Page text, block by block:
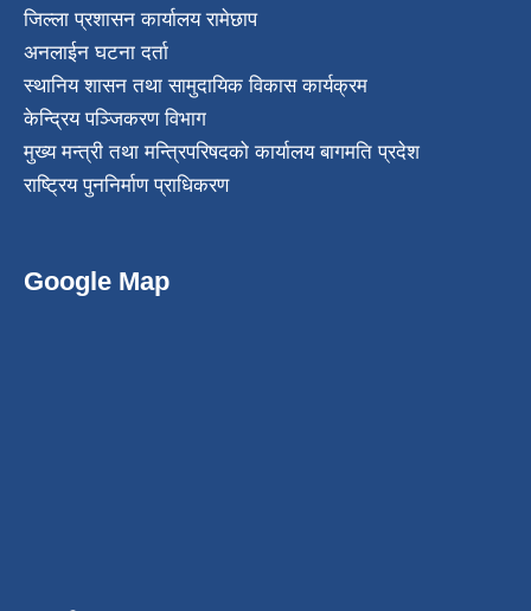
जिल्ला प्रशासन कार्यालय रामेछाप
अनलाईन घटना दर्ता
स्थानिय शासन तथा सामुदायिक विकास कार्यक्रम
केन्द्रिय पञ्जिकरण विभाग
मुख्य मन्त्री तथा मन्त्रिपरिषदको कार्यालय बागमति प्रदेश
राष्ट्रिय पुननिर्माण प्राधिकरण
Google Map